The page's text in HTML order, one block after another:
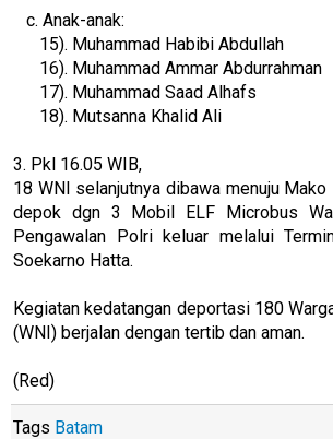
c. Anak-anak:
15). Muhammad Habibi Abdullah
16). Muhammad Ammar Abdurrahman
17). Muhammad Saad Alhafs
18). Mutsanna Khalid Ali
3. Pkl 16.05 WIB,
18 WNI selanjutnya dibawa menuju
depok dgn 3 Mobil ELF Microbus
Pengawalan Polri keluar melalui
Soekarno Hatta.
Kegiatan kedatangan deportasi 180
(WNI) berjalan dengan tertib dan aman.
(Red)
Tags Batam